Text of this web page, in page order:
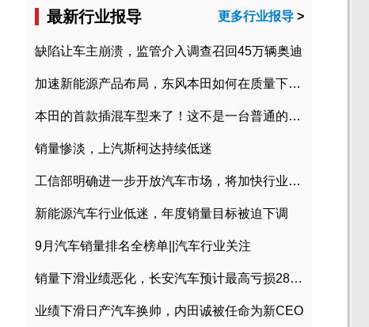
最新行业报导 更多行业报导 >
缺陷让车主崩溃，监管介入调查召回45万辆奥迪
加速新能源产品布局，东风本田如何在质量下转型？
本田的首款插混车型来了！这不是一台普通的CR-V
销量惨淡，上汽斯柯达持续低迷
工信部明确进一步开放汽车市场，将加快行业兼并重组
新能源汽车行业低迷，年度销量目标被迫下调
9月汽车销量排名全榜单||汽车行业关注
销量下滑业绩恶化，长安汽车预计最高亏损28亿元
业绩下滑日产汽车换帅，内田诚被任命为新CEO